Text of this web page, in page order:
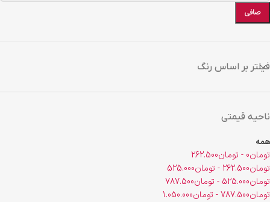
صافی
فیلتر بر اساس رنگ
ناحیه قیمتی
همه
تومان0
- تومان262.500
تومان262.500
- تومان525.000
تومان525.000
- تومان787.500
تومان787.500
- تومان1.050.000